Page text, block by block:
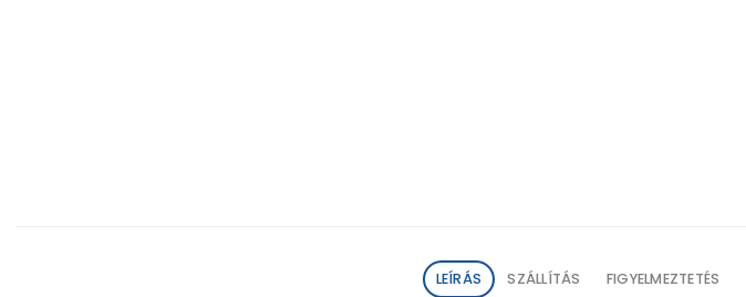
LEÍRÁS SZÁLLÍTÁS FIGYELMEZTETÉS